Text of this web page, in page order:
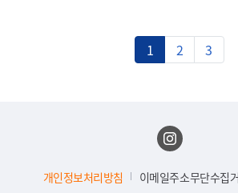
1 2 3
개인정보처리방침 이메일주소무단수집